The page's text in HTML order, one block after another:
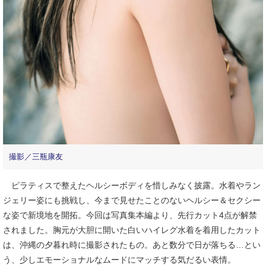
撮影／三瓶康友
ピラティスで整えたヘルシーボディを惜しみなく披露。水着やラン
ジェリー姿にも挑戦し、今まで見せたことのないヘルシー＆セクシー
な姿で新境地を開拓。今回は写真集本編より、先行カット4点が解禁
されました。胸元が大胆に開いた白いハイレグ水着を着用したカット
は、沖縄の夕暮れ時に撮影されたもの。あと数分で日が落ちる…とい
う、少しエモーショナルなムードにマッチする気だるい表情。